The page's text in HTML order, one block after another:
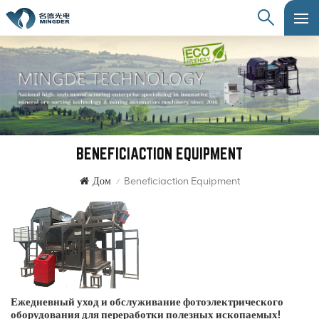
BENEFICIACTION EQUIPMENT
Дом / Beneficiaction Equipment
Ежедневный уход и обслуживание фотоэлектрического
оборудования для переработки полезных ископаемых!